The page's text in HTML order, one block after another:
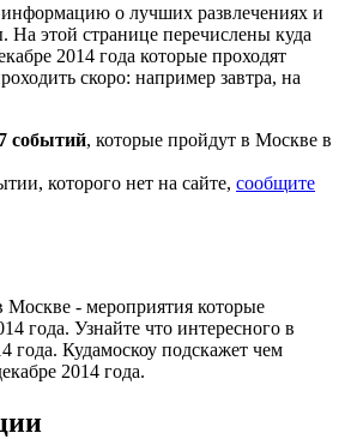
информацию о лучших развлечениях и
этой странице перечислены куда
2014 года которые проходят
скоро: например завтра, на
событий, которые пройдут в Москве в
которого нет на сайте, сообщите
Москве - мероприятия которые
года. Узнайте что интересного в
года. Кудамоскоу подскажет чем
2014 года.